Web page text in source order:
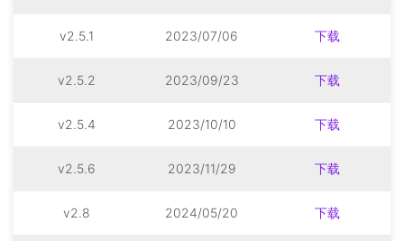
v2.5.1 2023/07/06 下载
v2.5.2 2023/09/23 下载
v2.5.4 2023/10/10 下载
v2.5.6 2023/11/29 下载
v2.8 2024/05/20 下载